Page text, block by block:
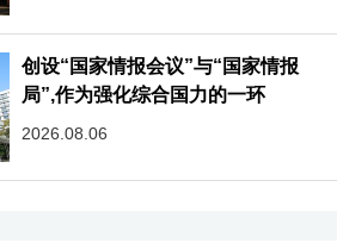
创设“国家情报会议”与“国家情报
局”,作为强化综合国力的一环
2026.08.06